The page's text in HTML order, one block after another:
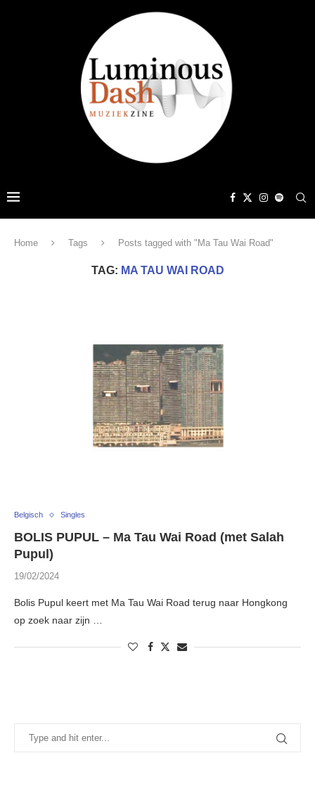
Home Tags Posts tagged with "Ma Tau Wai Road"
TAG: MA TAU WAI ROAD
Belgisch Singles
BOLIS PUPUL – Ma Tau Wai Road (met Salah
Pupul)
19/02/2024
Bolis Pupul keert met Ma Tau Wai Road terug naar Hongkong
op zoek naar zijn …